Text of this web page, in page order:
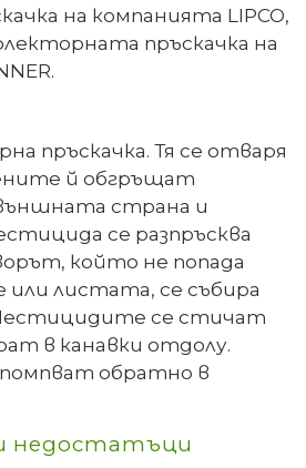
на компанията LIPCO,
пръскачка на
пръскачка. Тя се отваря
й обгръщат
страна и
се разпръсква
който не попада
или листата, се събира
се стичат
в канавки отдолу.
обратно в
недостатъци